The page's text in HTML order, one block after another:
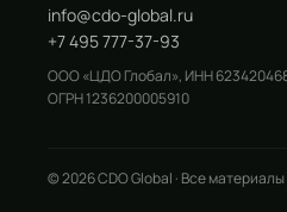
info@cdo-global.ru
+7 495 777-37-93
ООО «ЦДО Глобал», ИНН
ОГРН 1236200005910
© 2026 CDO Global · Все